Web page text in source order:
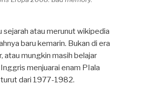
sejarah atau merunut wikipedia
baru kemarin. Bukan di era
atau mungkin masih belajar
menjuarai enam PIala
dari 1977-1982.